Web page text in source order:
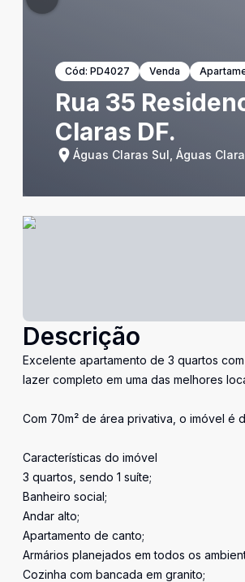
Cód: PD4027 Venda
Rua 35
Claras DF.
Águas Claras Sul, Águas
Descrição
Excelente apartamento de 3 quartos
lazer completo em uma das melhores
Com 70m² de área privativa, o imóvel
Características do imóvel
3 quartos, sendo 1 suíte;
Banheiro social;
Andar alto;
Apartamento de canto;
Armários planejados em todos os
Cozinha com bancada em granito;